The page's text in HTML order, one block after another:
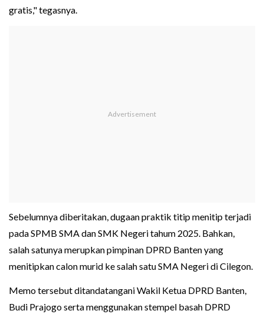
gratis," tegasnya.
Sebelumnya diberitakan, dugaan praktik titip menitip terjadi
pada SPMB SMA dan SMK Negeri tahum 2025. Bahkan,
salah satunya merupkan pimpinan DPRD Banten yang
menitipkan calon murid ke salah satu SMA Negeri di Cilegon.
Memo tersebut ditandatangani Wakil Ketua DPRD Banten,
Budi Prajogo serta menggunakan stempel basah DPRD